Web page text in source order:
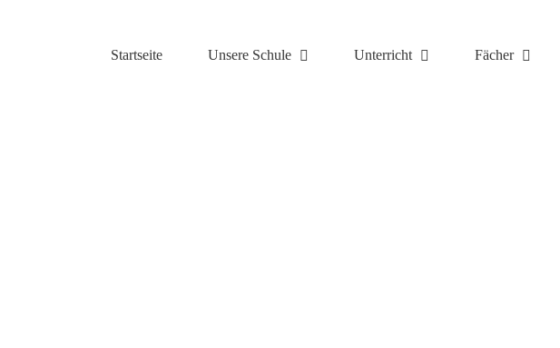
Startseite Unsere Schule Unterricht Fächer